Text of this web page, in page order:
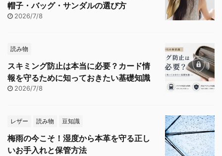
帽子・バッグ・サンダルの選び方
2026/7/8
読み物
スキミング防止は本当に必要？カード情
報を守るために知っておきたい基礎知識
2026/7/8
レザー 読み物 豆知識
梅雨の今こそ！湿度から本革を守る正し
いお手入れと保管方法